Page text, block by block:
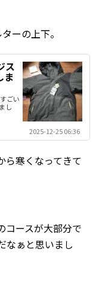
ーの上下。
ス
ま
ごい
し
2025-12-25 06:36
ら寒くなってきて
コースが大部分で
なぁと思いまし